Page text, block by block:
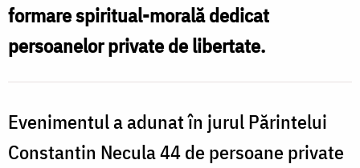
inimii
cu
de
libertate
formare spiritual-morală dedicat
persoanelor private de libertate.
Evenimentul a adunat în jurul Părintelui
Constantin Necula 44 de persoane private